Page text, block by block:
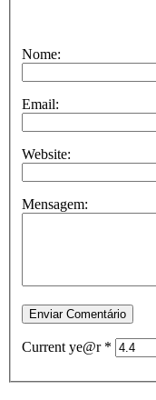
Nome:
Email:
Website:
Mensagem:
Current ye@r *